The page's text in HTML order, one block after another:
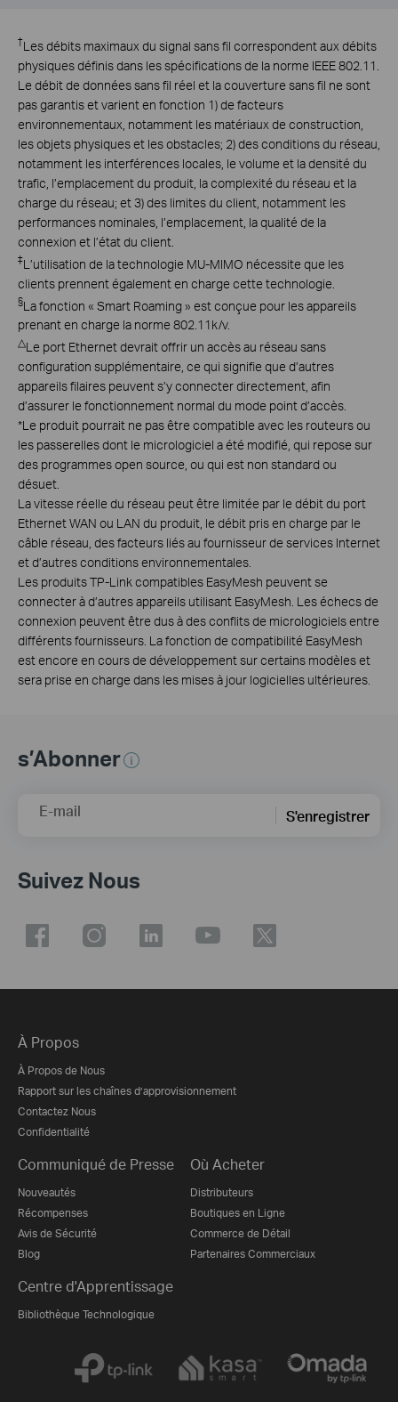
†Les débits maximaux du signal sans fil correspondent aux débits
physiques définis dans les spécifications de la norme IEEE 802.11.
Le débit de données sans fil réel et la couverture sans fil ne sont
pas garantis et varient en fonction 1) de facteurs
environnementaux, notamment les matériaux de construction,
les objets physiques et les obstacles; 2) des conditions du réseau,
notamment les interférences locales, le volume et la densité du
trafic, l’emplacement du produit, la complexité du réseau et la
charge du réseau; et 3) des limites du client, notamment les
performances nominales, l’emplacement, la qualité de la
connexion et l’état du client.
‡L’utilisation de la technologie MU-MIMO nécessite que les
clients prennent également en charge cette technologie.
§La fonction « Smart Roaming » est conçue pour les appareils
prenant en charge la norme 802.11k/v.
△Le port Ethernet devrait offrir un accès au réseau sans
configuration supplémentaire, ce qui signifie que d’autres
appareils filaires peuvent s’y connecter directement, afin
d’assurer le fonctionnement normal du mode point d’accès.
*Le produit pourrait ne pas être compatible avec les routeurs ou
les passerelles dont le micrologiciel a été modifié, qui repose sur
des programmes open source, ou qui est non standard ou
désuet.
La vitesse réelle du réseau peut être limitée par le débit du port
Ethernet WAN ou LAN du produit, le débit pris en charge par le
câble réseau, des facteurs liés au fournisseur de services Internet
et d’autres conditions environnementales.
Les produits TP-Link compatibles EasyMesh peuvent se
connecter à d’autres appareils utilisant EasyMesh. Les échecs de
connexion peuvent être dus à des conflits de micrologiciels entre
différents fournisseurs. La fonction de compatibilité EasyMesh
est encore en cours de développement sur certains modèles et
sera prise en charge dans les mises à jour logicielles ultérieures.
s’Abonner
E-mail S'enregistrer
Suivez Nous
À Propos
À Propos de Nous
Rapport sur les chaînes d’approvisionnement
Contactez Nous
Confidentialité
Communiqué de Presse
Nouveautés
Récompenses
Avis de Sécurité
Blog
Où Acheter
Distributeurs
Boutiques en Ligne
Commerce de Détail
Partenaires Commerciaux
Centre d'Apprentissage
Bibliothèque Technologique